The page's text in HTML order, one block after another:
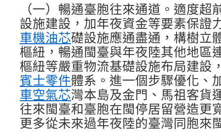
（一）暢通臺胞往來通道。適度超
設施建設，加年夜資金等要素保證
車機油芯礎設施應通盡通，構樹立
樞紐，暢通閩臺與年夜陸其他地區
樞紐等嚴重物流基礎設施布局建設
賓士零件體系。進一個步驟優化、
車空氣芯灣本島及金門、馬祖客貨
往來閩臺和臺胞在閩停居留營造更
更多從未來過年夜陸的臺灣同胞來